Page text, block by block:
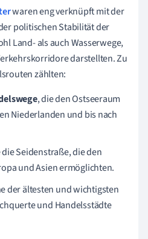
waren eng verknüpft mit der
politischen Stabilität der
Land- als auch Wasserwege,
darstellten. Zu
zählten:
, die den Ostseeraum
Niederlanden und bis nach
Seidenstraße, die den
und Asien ermöglichten.
der ältesten und wichtigsten
und Handelsstädte